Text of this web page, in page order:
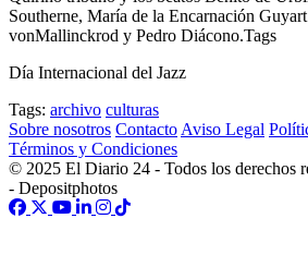
Southerne, María de la Encarnación
vonMallinckrod y Pedro Diácono.Tags
Día Internacional del Jazz
Tags: archivo culturas
Sobre nosotros Contacto Aviso Legal
Términos y Condiciones
© 2025 El Diario 24 - Todos los derechos
- Depositphotos